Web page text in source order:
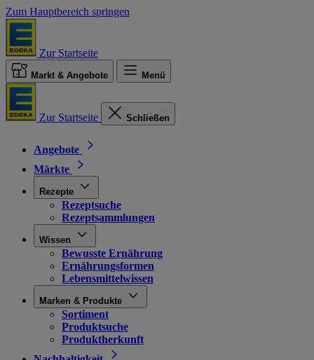
Zum Hauptbereich springen
Zur Startseite
Markt & Angebote Menü
Zur Startseite Schließen
Angebote
Märkte
Rezepte
Rezeptsuche
Rezeptsammlungen
Wissen
Bewusste Ernährung
Ernährungsformen
Lebensmittelwissen
Marken & Produkte
Sortiment
Produktsuche
Produktherkunft